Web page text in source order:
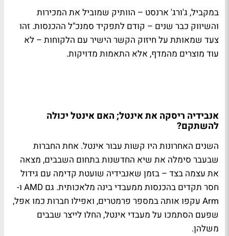
במקביל, ג'ורג' ארנסט – הוותיק שמוביל את המכירות
והשיווק כבר שנים – קודם לתפקיד סמנכ"ל ההכנסות. זהו
צעד שמאותת על חיזוק הקשר הישיר עם הלקוחות – לא
עוד מוצרים מהמדף, אלא התאמות מדויקות.
אנבידיה ריסקה את אינטל; האם אינטל יכולה
להשתקם?
השנים האחרונות היו קשות עבור אינטל. אחת החברות
שבעבר סימלה את שיא החדשנות בתחום השבבים, מצאה
את עצמה בצד – בזמן שאנבידיה שועטת קדימה עם גידול
חסר תקדים בהכנסות ממעבדי בינה מלאכותית. גם AMD ו-
Arm עקפו אותה במספר פרמטרים, ואפילו חברות כמו אפל,
שפעם הסתמכו על מעבדי אינטל, החלו לייצר שבבים
משלהן.